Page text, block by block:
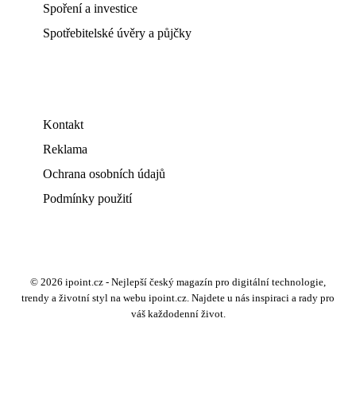
Spoření a investice
Spotřebitelské úvěry a půjčky
Kontakt
Reklama
Ochrana osobních údajů
Podmínky použití
© 2026 ipoint.cz - Nejlepší český magazín pro digitální technologie,
trendy a životní styl na webu ipoint.cz. Najdete u nás inspiraci a rady pro
váš každodenní život.